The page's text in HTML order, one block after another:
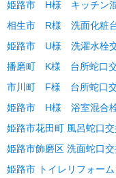
姫路市 H様 キッチン混
相生市 R様 洗面化粧
姫路市 U様 洗濯水栓
播磨町 K様 台所蛇口
市川町 F様 台所蛇口交
姫路市 H様 浴室混合
姫路市花田町 風呂蛇口
姫路市飾磨区 洗面蛇口
姫路市 トイレリフォーム